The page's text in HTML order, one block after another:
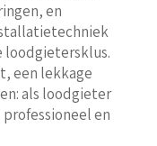
en
loodgietersklus.
een lekkage
als loodgieter
en